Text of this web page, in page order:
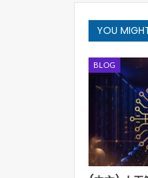
YOU
BLOG